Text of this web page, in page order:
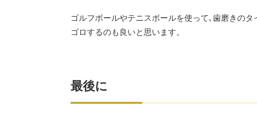
ゴルフボールやテニスボールを使って､歯磨きの
ゴロするのも良いと思います。
最後に